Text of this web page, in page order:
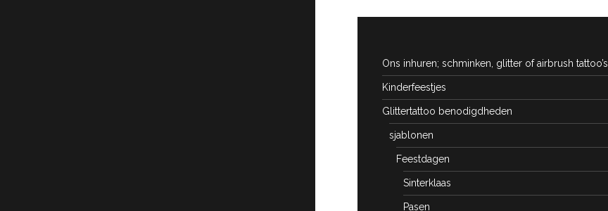
Ons inhuren; schminken, glitter of airbrush tattoo’s
Kinderfeestjes
Glittertattoo benodigdheden
sjablonen
Feestdagen
Sinterklaas
Pasen